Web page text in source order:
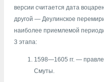
версии считается дата
другой — Деулинское
наиболее приемлемой
3 этапа:
1598—1605 гг. —
Смуты.